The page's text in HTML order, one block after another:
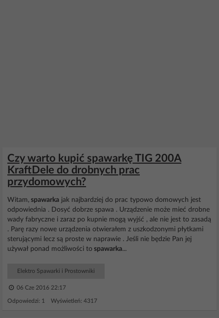
Czy warto kupić spawarkę TIG 200A
KraftDele do drobnych prac
przydomowych?
Witam, spawarka jak najbardziej do prac typowo domowych jest
odpowiednia . Dosyć dobrze spawa . Urządzenie może mieć drobne
wady fabryczne i zaraz po kupnie mogą wyjść , ale nie jest to zasadą
. Parę razy nowe urządzenia otwierałem z uszkodzonymi płytkami
sterującymi lecz są proste w naprawie . Jeśli nie będzie Pan jej
używał ponad możliwości to spawarka...
Elektro Spawarki i Prostowniki
06 Cze 2016 22:17
Odpowiedzi: 1 Wyświetleń: 4317